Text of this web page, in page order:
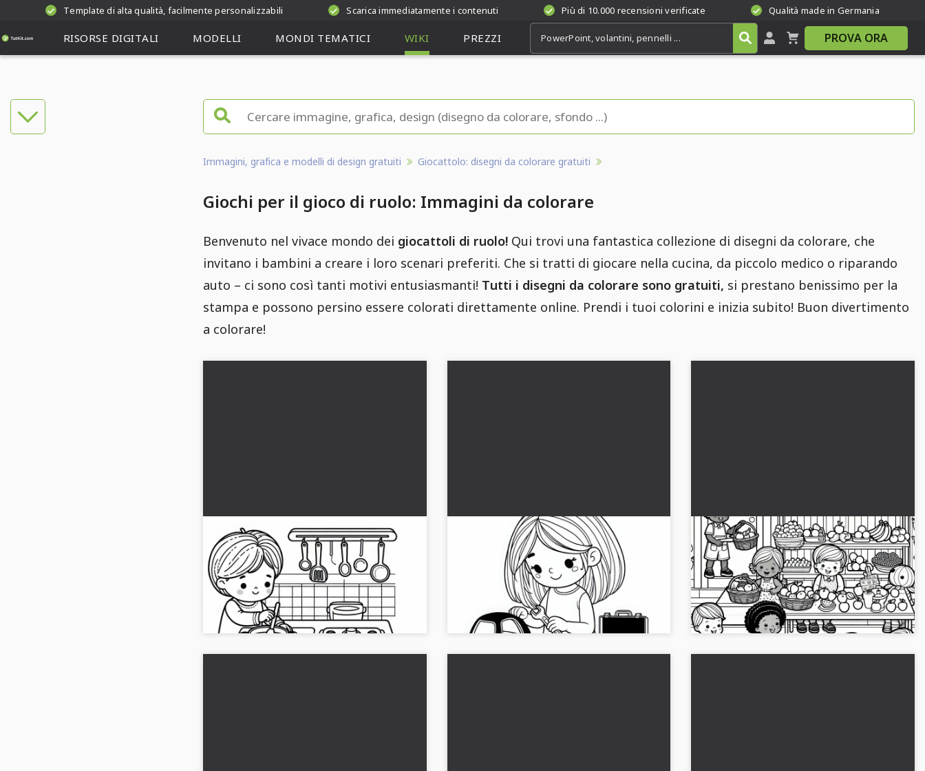
Template di alta qualità, facilmente personalizzabili Scarica immediatamente i contenuti Più di 10.000 recensioni verificate Qualità made in Germania
RISORSE DIGITALI MODELLI MONDI TEMATICI WIKI PREZZI PROVA ORA
Immagini, grafica e modelli di design gratuiti Giocattolo: disegni da colorare gratuiti
Giochi per il gioco di ruolo: Immagini da colorare
Benvenuto nel vivace mondo dei giocattoli di ruolo! Qui trovi una fantastica collezione di disegni da colorare, che
invitano i bambini a creare i loro scenari preferiti. Che si tratti di giocare nella cucina, da piccolo medico o riparando
auto – ci sono così tanti motivi entusiasmanti! Tutti i disegni da colorare sono gratuiti, si prestano benissimo per la
stampa e possono persino essere colorati direttamente online. Prendi i tuoi colorini e inizia subito! Buon divertimento
a colorare!
Il bambino cucina in modo ludico
nella cucina da gioco - Modello da
colorare gratuito da scaricare
Un'immagine da colorare creativa che mostra i
bambini che giocano in cucina. Scaricala
gratuitamente e colorala online!...
Bambino ripara un'auto giocattolo
con una cassetta degli attrezzi -
Pagina da colorare gratuita
Scarica la fantastica pagina da colorare di un
bambino che ripara un'auto giocattolo. Adesso
scaricala e divertiti a essere creativo!...
I bambini comprano e vendono
frutta in modo ludico nel negozio
del commerciante - disegno da
colorare gratuito
Scopri il disegno da colorare con i bambini nel
negozio di alimentari. Scarica gratuitamente il
modello creativo e colora con colori vivaci....